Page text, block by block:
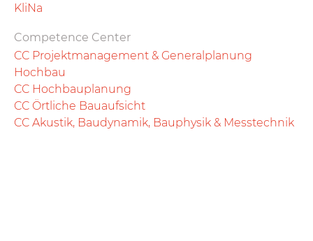
KliNa
Competence Center
CC Projektmanagement & Generalplanung
Hochbau
CC Hochbauplanung
CC Örtliche Bauaufsicht
CC Akustik, Baudynamik, Bauphysik & Messtechnik